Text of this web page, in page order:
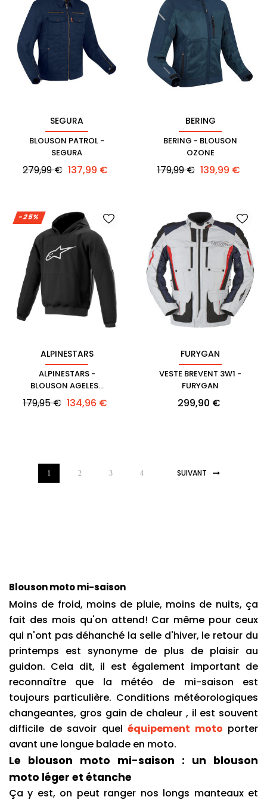
SEGURA
BLOUSON PATROL -
SEGURA
Prix
279,99 € Prix
137,99 €
BERING
BERING - BLOUSON
OZONE
Prix
179,99 € Prix
139,99 €
-25%
ALPINESTARS
ALPINESTARS -
BLOUSON AGELESS
HOODIE
Prix
179,95 € Prix
134,96 €
FURYGAN
VESTE BREVENT 3W1 -
FURYGAN
Prix
299,90 €
1 2 3 4 SUIVANT
Blouson moto mi-saison
Moins de froid, moins de pluie, moins de nuits, ça
fait des mois qu'on attend! Car même pour ceux
qui n'ont pas déhanché la selle d'hiver, le retour du
printemps est synonyme de plus de plaisir au
guidon. Cela dit, il est également important de
reconnaître que la météo de mi-saison est
toujours particulière. Conditions météorologiques
changeantes, gros gain de chaleur , il est souvent
difficile de savoir quel équipement moto porter
avant une longue balade en moto.
Le blouson moto mi-saison : un blouson
moto léger et étanche
Ça y est, on peut ranger nos longs manteaux et